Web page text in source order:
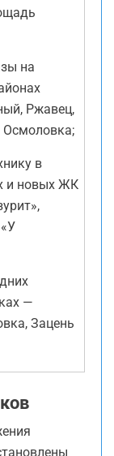
на
Ржавец,
Осмоловка;
в
и новых ЖК
—
Зацень